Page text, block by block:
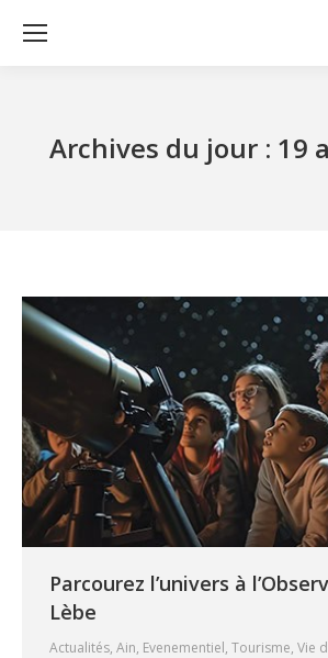
Archives du jour : 19
Parcourez l’univers à
Lèbe
Actualités, Ain, Evenementiel, Tourisme, Vie